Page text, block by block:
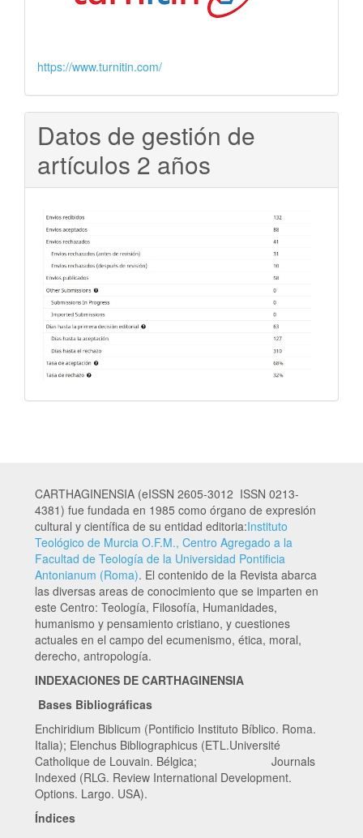
https://www.turnitin.com/
Datos de gestión de
artículos 2 años
CARTHAGINENSIA (eISSN 2605-3012 ISSN 0213-
4381) fue fundada en 1985 como órgano de expresión
cultural y científica de su entidad editoria:Instituto
Teológico de Murcia O.F.M., Centro Agregado a la
Facultad de Teología de la Universidad Pontificia
Antonianum (Roma). El contenido de la Revista abarca
las diversas areas de conocimiento que se imparten en
este Centro: Teología, Filosofía, Humanidades,
humanismo y pensamiento cristiano, y cuestiones
actuales en el campo del ecumenismo, ética, moral,
derecho, antropología.
INDEXACIONES DE CARTHAGINENSIA
Bases Bibliográficas
Enchiridium Biblicum (Pontificio Instituto Bíblico. Roma.
Italia); Elenchus Bibliographicus (ETL.Université
Catholique de Louvain. Bélgica; Journals
Indexed (RLG. Review International Development.
Options. Largo. USA).
Índices